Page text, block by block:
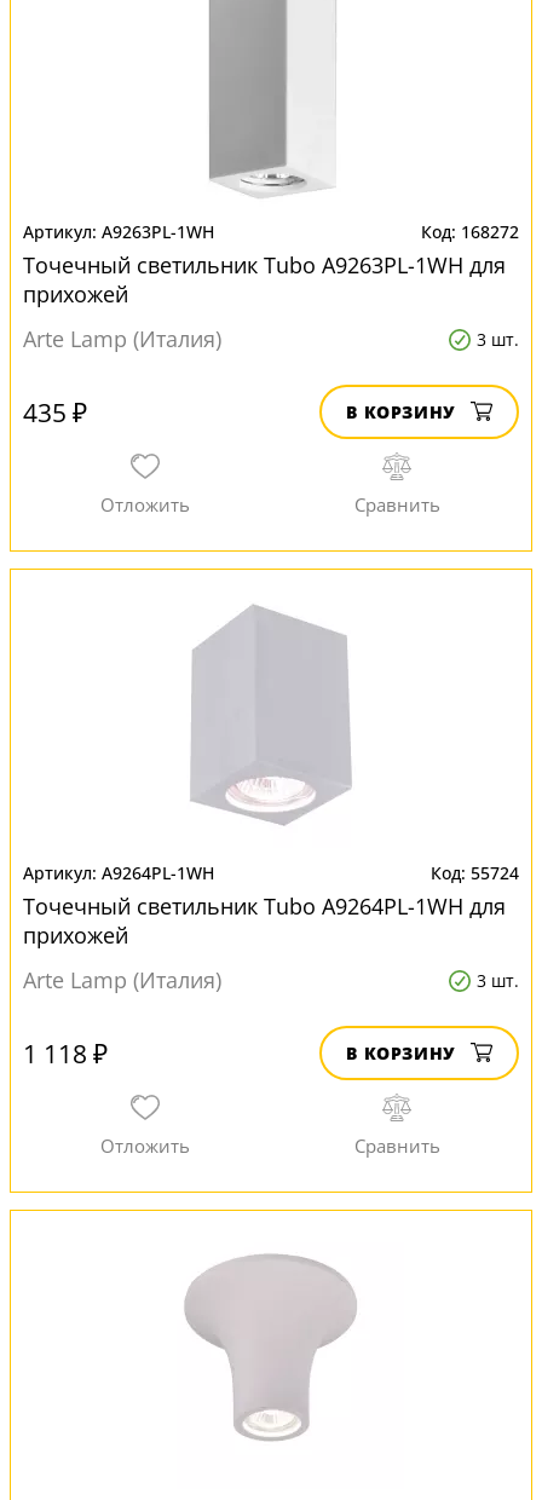
A9263PL-1WH 168272
Точечный светильник Tubo A9263PL-1WH для
прихожей
Arte Lamp (Италия)
3 шт.
435 ₽ В КОРЗИНУ
A9264PL-1WH 55724
Точечный светильник Tubo A9264PL-1WH для
прихожей
Arte Lamp (Италия)
3 шт.
1 118 ₽ В КОРЗИНУ